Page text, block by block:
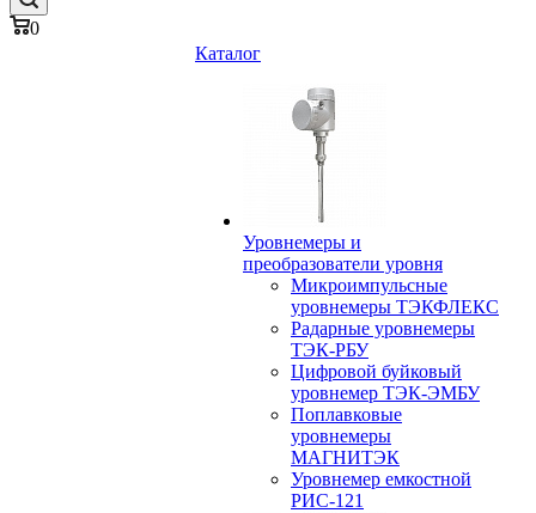
0
Каталог
Уровнемеры и
преобразователи уровня
Микроимпульсные
уровнемеры ТЭКФЛЕКС
Радарные уровнемеры
ТЭК-РБУ
Цифровой буйковый
уровнемер ТЭК-ЭМБУ
Поплавковые
уровнемеры
МАГНИТЭК
Уровнемер емкостной
РИС-121